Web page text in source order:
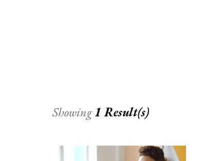
Showing1 Result(s)